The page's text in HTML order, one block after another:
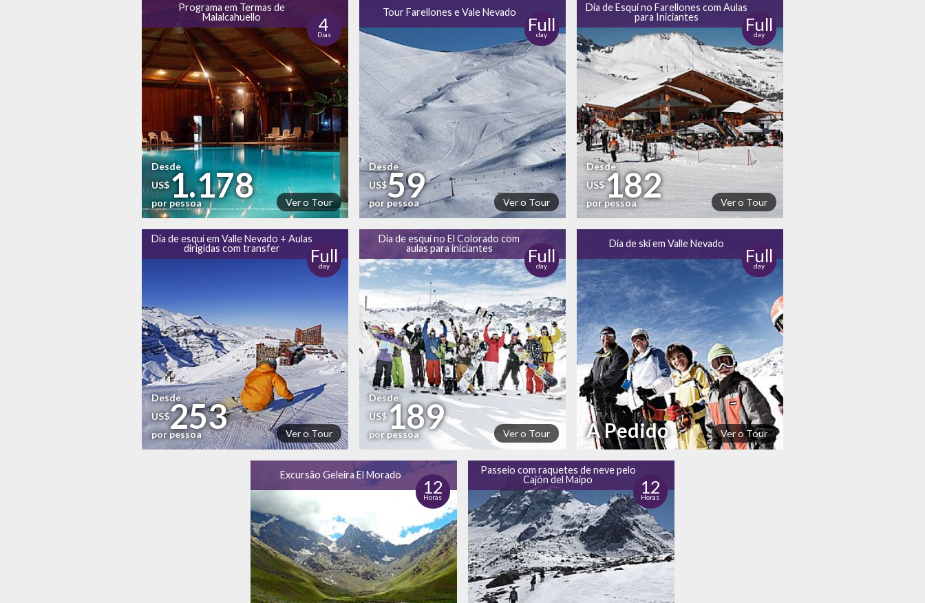
Programa em Termas de
Malalcahuello
4
Dias
Ver o Tour
Desde
US$1.178
por pessoa
Tour Farellones e Vale Nevado
Full
day
Ver o Tour
Desde
US$59
por pessoa
Dia de Esqui no Farellones com Aulas
para Iniciantes
Full
day
Ver o Tour
Desde
US$182
por pessoa
Dia de esqui em Valle Nevado + Aulas
dirigidas com transfer
Full
day
Ver o Tour
Desde
US$253
por pessoa
Dia de esqui no El Colorado com
aulas para iniciantes
Full
day
Ver o Tour
Desde
US$189
por pessoa
Día de ski em Valle Nevado
Full
day
Ver o Tour
A Pedido
Excursão Geleira El Morado
12
Horas
Passeio com raquetes de neve pelo
Cajón del Maipo
12
Horas